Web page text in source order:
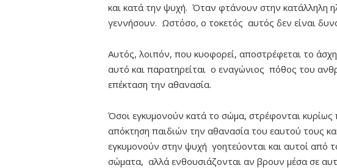
και κατά την ψυχή. Όταν φτάνουν στην κατάλληλη
γεννήσουν. Ωστόσο, ο τοκετός αυτός δεν είναι
Αυτός, λοιπόν, που κυοφορεί, αποστρέφεται το
αυτό και παρατηρείται ο εναγώνιος πόθος του
επέκταση την αθανασία.
Όσοι εγκυμονούν κατά το σώμα, στρέφονται κυρίως
απόκτηση παιδιών την αθανασία του εαυτού τους
εγκυμονούν στην ψυχή γοητεύονται και αυτοί από
σώματα, αλλά ενθουσιάζονται αν βρουν μέσα σε